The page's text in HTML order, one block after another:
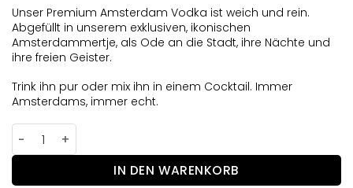
auf
Kundenbewertungen
Unser Premium Amsterdam Vodka ist weich und rein.
Abgefüllt in unserem exklusiven, ikonischen
Amsterdammertje, als Ode an die Stadt, ihre Nächte und
ihre freien Geister.
Trink ihn pur oder mix ihn in einem Cocktail. Immer
Amsterdams, immer echt.
Premium Amsterdam Vodka Menge
IN DEN WARENKORB